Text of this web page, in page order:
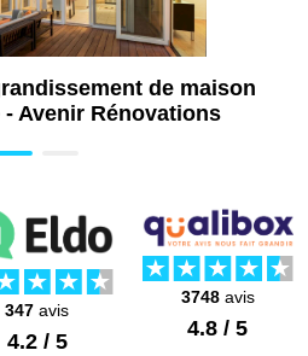
de maison
Avenir Rénovations
347 avis
4.2 / 5
3748avis
4.8 / 5